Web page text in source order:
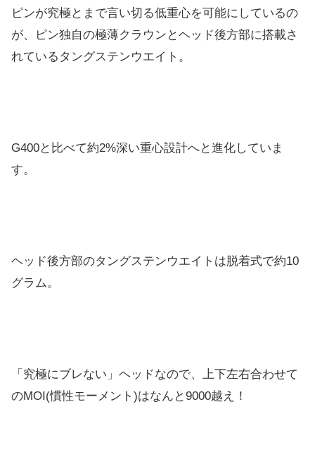
ピンが究極とまで言い切る低重心を可能にしているの
が、ピン独自の極薄クラウンとヘッド後方部に搭載さ
れているタングステンウエイト。
G400と比べて約2%深い重心設計へと進化していま
す。
ヘッド後方部のタングステンウエイトは脱着式で約10
グラム。
「究極にブレない」ヘッドなので、上下左右合わせて
のMOI(慣性モーメント)はなんと9000越え！